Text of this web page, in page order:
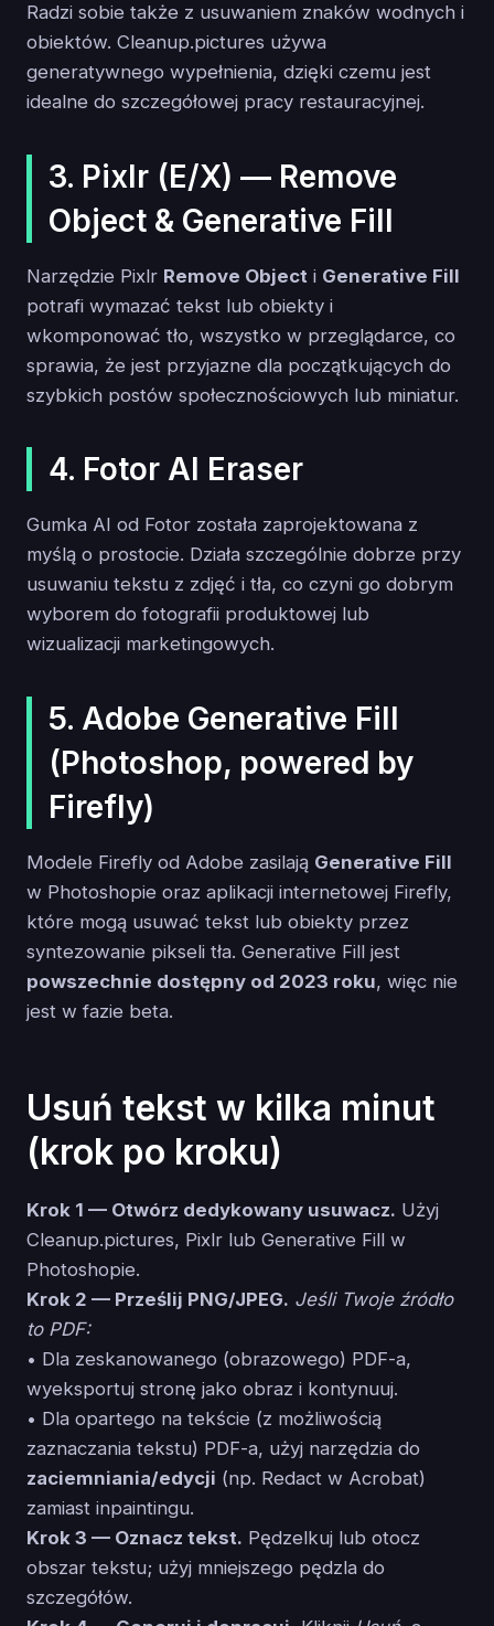
Radzi sobie także z usuwaniem znaków wodnych i
obiektów. Cleanup.pictures używa
generatywnego wypełnienia, dzięki czemu jest
idealne do szczegółowej pracy restauracyjnej.
3. Pixlr (E/X) — Remove
Object & Generative Fill
Narzędzie Pixlr Remove Object i Generative Fill
potrafi wymazać tekst lub obiekty i
wkomponować tło, wszystko w przeglądarce, co
sprawia, że jest przyjazne dla początkujących do
szybkich postów społecznościowych lub miniatur.
4. Fotor AI Eraser
Gumka AI od Fotor została zaprojektowana z
myślą o prostocie. Działa szczególnie dobrze przy
usuwaniu tekstu z zdjęć i tła, co czyni go dobrym
wyborem do fotografii produktowej lub
wizualizacji marketingowych.
5. Adobe Generative Fill
(Photoshop, powered by
Firefly)
Modele Firefly od Adobe zasilają Generative Fill
w Photoshopie oraz aplikacji internetowej Firefly,
które mogą usuwać tekst lub obiekty przez
syntezowanie pikseli tła. Generative Fill jest
powszechnie dostępny od 2023 roku, więc nie
jest w fazie beta.
Usuń tekst w kilka minut
(krok po kroku)
Krok 1 — Otwórz dedykowany usuwacz. Użyj
Cleanup.pictures, Pixlr lub Generative Fill w
Photoshopie.
Krok 2 — Prześlij PNG/JPEG. Jeśli Twoje źródło
to PDF:
• Dla zeskanowanego (obrazowego) PDF-a,
wyeksportuj stronę jako obraz i kontynuuj.
• Dla opartego na tekście (z możliwością
zaznaczania tekstu) PDF-a, użyj narzędzia do
zaciemniania/edycji (np. Redact w Acrobat)
zamiast inpaintingu.
Krok 3 — Oznacz tekst. Pędzelkuj lub otocz
obszar tekstu; użyj mniejszego pędzla do
szczegółów.